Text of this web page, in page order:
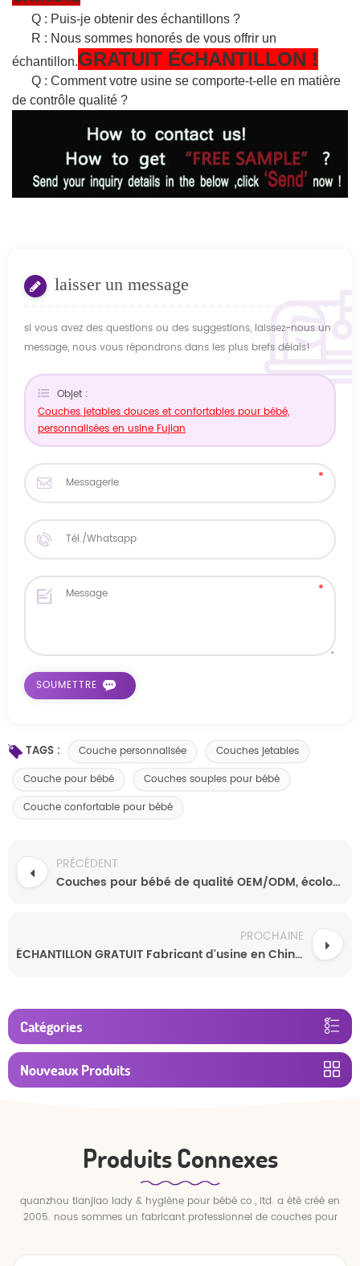
Q : Puis-je obtenir des échantillons ?
R : Nous sommes honorés de vous offrir un
échantillon.GRATUIT ÉCHANTILLON !
Q : Comment votre usine se comporte-t-elle en matière
de contrôle qualité ?
laisser un message
si vous avez des questions ou des suggestions, laissez-nous un
message, nous vous répondrons dans les plus brefs délais!
Objet :
Couches jetables douces et confortables pour bébé,
personnalisées en usine Fujian
TAGS : Couche personnalisée
Couches jetables
Couche pour bébé
Couches souples pour bébé
Couche confortable pour bébé
PRÉCÉDENT
Couches pour bébé de qualité OEM/ODM, écologiques, à haute absorption, vente en gros
PROCHAINE
ÉCHANTILLON GRATUIT Fabricant d'usine en Chine Vente en gros de couches jetables ultra fines pour bébé
Catégories
Nouveaux Produits
Produits Connexes
quanzhou tianjiao lady & hygiène pour bébé co., ltd. a été créé en
2005. nous sommes un fabricant professionnel de couches pour